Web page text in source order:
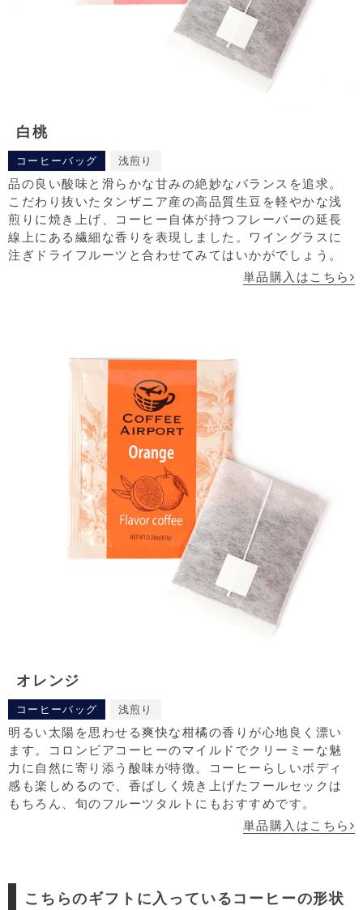
白桃
コーヒーバッグ 浅煎り
品の良い酸味と滑らかな甘みの絶妙なバランスを追求。
こだわり抜いたタンザニア産の高品質生豆を軽やかな浅
煎りに焼き上げ、コーヒー自体が持つフレーバーの延長
線上にある繊細な香りを表現しました。ワイングラスに
注ぎドライフルーツと合わせてみてはいかがでしょう。
単品購入はこちら
オレンジ
コーヒーバッグ 浅煎り
明るい太陽を思わせる爽快な柑橘の香りが心地良く漂い
ます。コロンビアコーヒーのマイルドでクリーミーな魅
力に自然に寄り添う酸味が特徴。コーヒーらしいボディ
感も楽しめるので、香ばしく焼き上げたフールセックは
もちろん、旬のフルーツタルトにもおすすめです。
単品購入はこちら
こちらのギフトに入っているコーヒーの形状